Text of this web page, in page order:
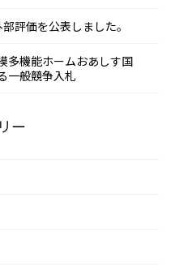
評価を公表しました。
多機能ホームおあしす国
一般競争入札
ー